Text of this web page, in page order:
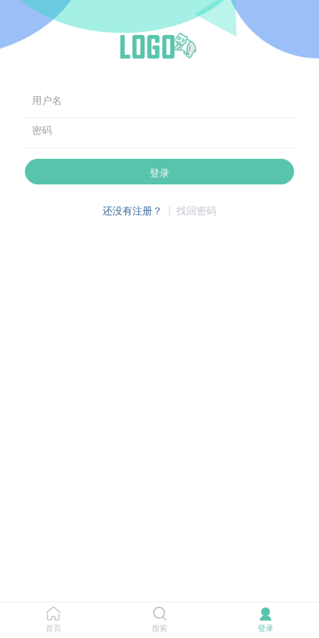
用户名
密码
登录
还没有注册？ | 找回密码
首页 搜索 登录